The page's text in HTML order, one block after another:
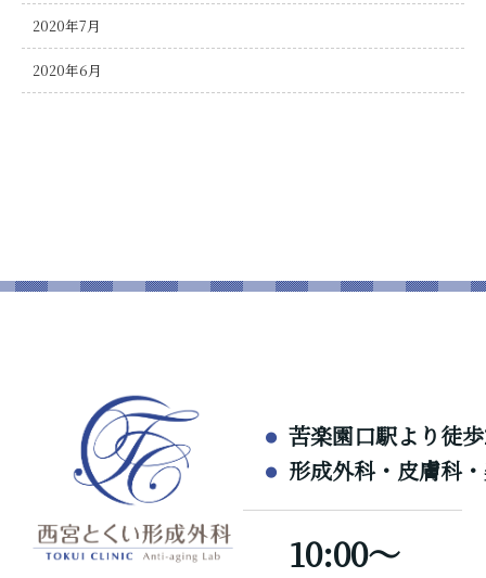
2020年7月
2020年6月
苦楽園口駅より徒
形成外科・皮膚科
10:00～